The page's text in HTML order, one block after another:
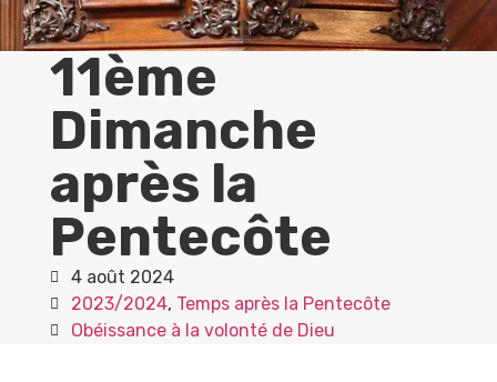
11ème
Dimanche
après la
Pentecôte
4 août 2024
2023/2024, Temps après la Pentecôte
Obéissance à la volonté de Dieu